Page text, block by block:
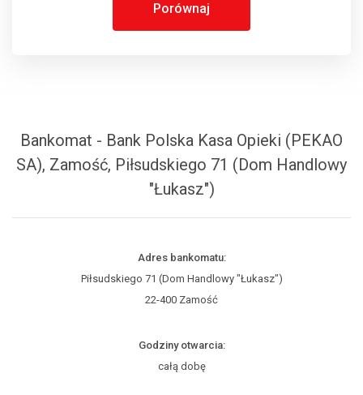
Porównaj
Bankomat - Bank Polska Kasa Opieki (PEKAO
SA), Zamość, Piłsudskiego 71 (Dom Handlowy
"Łukasz")
Adres bankomatu:
Piłsudskiego 71 (Dom Handlowy "Łukasz")
22-400 Zamość
Godziny otwarcia:
całą dobę